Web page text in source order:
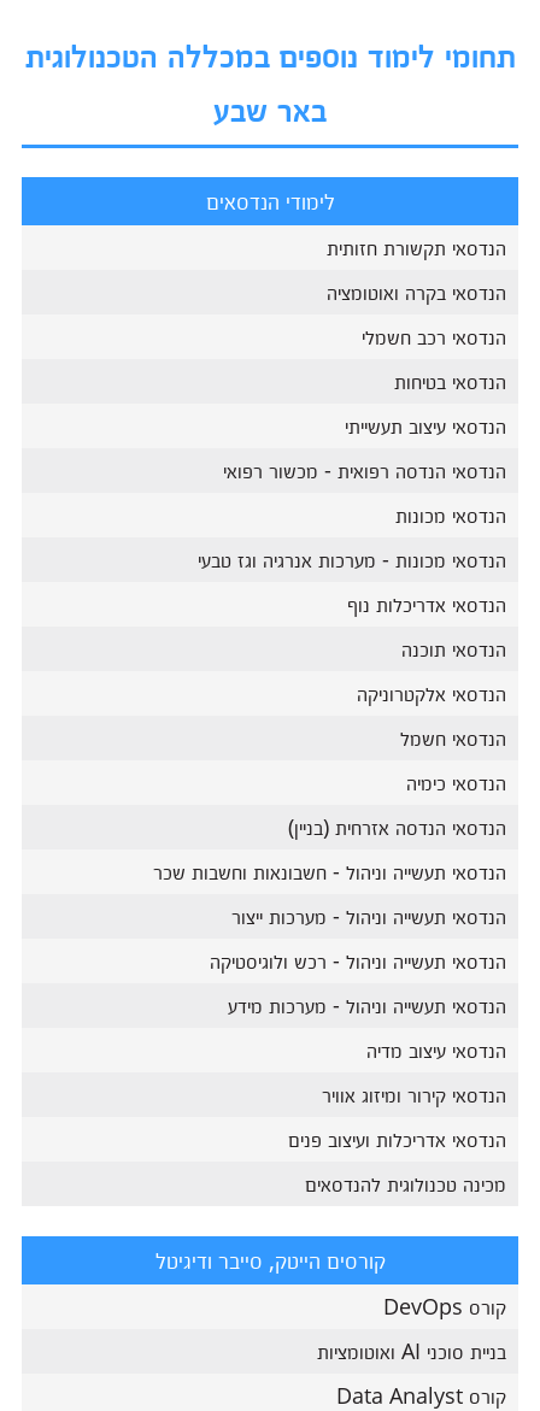
תחומי לימוד נוספים במכללה הטכנולוגית
באר שבע
לימודי הנדסאים
הנדסאי תקשורת חזותית
הנדסאי בקרה ואוטומציה
הנדסאי רכב חשמלי
הנדסאי בטיחות
הנדסאי עיצוב תעשייתי
הנדסאי הנדסה רפואית - מכשור רפואי
הנדסאי מכונות
הנדסאי מכונות - מערכות אנרגיה וגז טבעי
הנדסאי אדריכלות נוף
הנדסאי תוכנה
הנדסאי אלקטרוניקה
הנדסאי חשמל
הנדסאי כימיה
הנדסאי הנדסה אזרחית (בניין)
הנדסאי תעשייה וניהול - חשבונאות וחשבות שכר
הנדסאי תעשייה וניהול - מערכות ייצור
הנדסאי תעשייה וניהול - רכש ולוגיסטיקה
הנדסאי תעשייה וניהול - מערכות מידע
הנדסאי עיצוב מדיה
הנדסאי קירור ומיזוג אוויר
הנדסאי אדריכלות ועיצוב פנים
מכינה טכנולוגית להנדסאים
קורסים הייטק, סייבר ודיגיטל
קורס DevOps
בניית סוכני AI ואוטומציות
קורס Data Analyst